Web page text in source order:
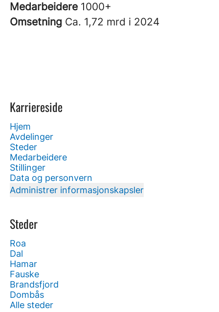
Medarbeidere 1000+
Omsetning Ca. 1,72 mrd i 2024
Karriereside
Hjem
Avdelinger
Steder
Medarbeidere
Stillinger
Data og personvern
Administrer informasjonskapsler
Steder
Roa
Dal
Hamar
Fauske
Brandsfjord
Dombås
Alle steder